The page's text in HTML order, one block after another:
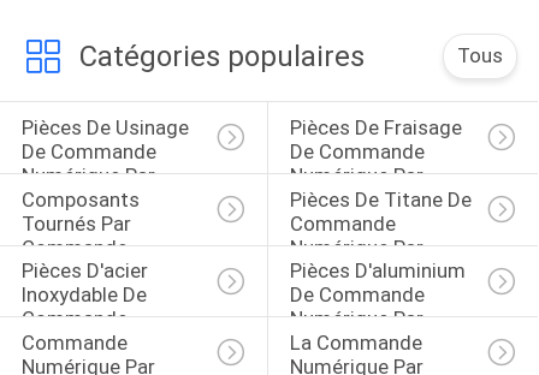
Catégories populaires Tous
Pièces De Usinage
De Commande
Numérique Par
Ordinateur
Pièces De Fraisage
De Commande
Numérique Par
Ordinateur
Composants
Tournés Par
Commande
Numérique Par
Ordinateur
Pièces De Titane De
Commande
Numérique Par
Ordinateur
Pièces D'acier
Inoxydable De
Commande
Numérique Par
Ordinateur
Pièces D'aluminium
De Commande
Numérique Par
Ordinateur
Commande
Numérique Par
La Commande
Numérique Par